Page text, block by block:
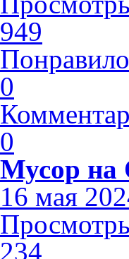
949
0
0
Мусор на
16 мая
234